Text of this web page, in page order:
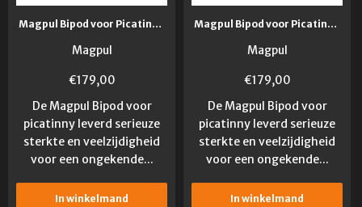
Magpul Bipod voor Picatinny Rail
Magpul
€179,00
De Magpul Bipod voor
picatinny leverd serieuze
sterkte en veelzijdigheid
voor een ongekende...
In winkelmand
Magpul Bipod voor Picatinny Rail FDE
Magpul
€179,00
De Magpul Bipod voor
picatinny leverd serieuze
sterkte en veelzijdigheid
voor een ongekende...
In winkelmand